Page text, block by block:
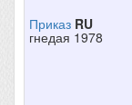
Приказ RU
гнедая 1978